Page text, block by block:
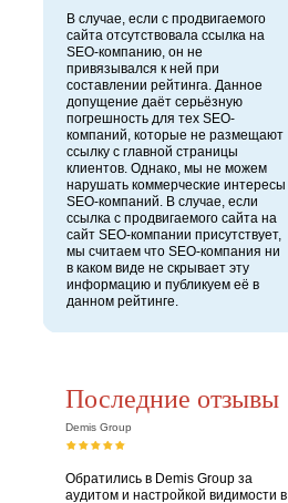
В случае, если с продвигаемого
сайта отсутствовала ссылка на
SEO-компанию, он не
привязывался к ней при
составлении рейтинга. Данное
допущение даёт серьёзную
погрешность для тех SEO-
компаний, которые не размещают
ссылку с главной страницы
клиентов. Однако, мы не можем
нарушать коммерческие интересы
SEO-компаний. В случае, если
ссылка с продвигаемого сайта на
сайт SEO-компании присутствует,
мы считаем что SEO-компания ни
в каком виде не скрывает эту
информацию и публикуем её в
данном рейтинге.
Последние отзывы
Demis Group
Обратились в Demis Group за
аудитом и настройкой видимости в